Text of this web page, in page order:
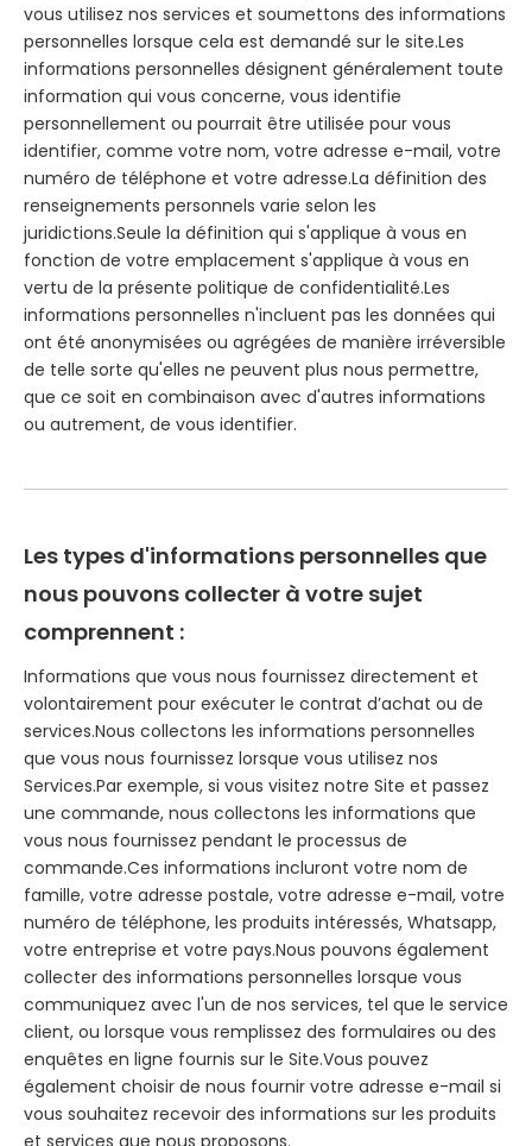
vous utilisez nos services et soumettons des informations
personnelles lorsque cela est demandé sur le site.Les
informations personnelles désignent généralement toute
information qui vous concerne, vous identifie
personnellement ou pourrait être utilisée pour vous
identifier, comme votre nom, votre adresse e-mail, votre
numéro de téléphone et votre adresse.La définition des
renseignements personnels varie selon les
juridictions.Seule la définition qui s'applique à vous en
fonction de votre emplacement s'applique à vous en
vertu de la présente politique de confidentialité.Les
informations personnelles n'incluent pas les données qui
ont été anonymisées ou agrégées de manière irréversible
de telle sorte qu'elles ne peuvent plus nous permettre,
que ce soit en combinaison avec d'autres informations
ou autrement, de vous identifier.
Les types d'informations personnelles que
nous pouvons collecter à votre sujet
comprennent :
Informations que vous nous fournissez directement et
volontairement pour exécuter le contrat d’achat ou de
services.Nous collectons les informations personnelles
que vous nous fournissez lorsque vous utilisez nos
Services.Par exemple, si vous visitez notre Site et passez
une commande, nous collectons les informations que
vous nous fournissez pendant le processus de
commande.Ces informations incluront votre nom de
famille, votre adresse postale, votre adresse e-mail, votre
numéro de téléphone, les produits intéressés, Whatsapp,
votre entreprise et votre pays.Nous pouvons également
collecter des informations personnelles lorsque vous
communiquez avec l'un de nos services, tel que le service
client, ou lorsque vous remplissez des formulaires ou des
enquêtes en ligne fournis sur le Site.Vous pouvez
également choisir de nous fournir votre adresse e-mail si
vous souhaitez recevoir des informations sur les produits
et services que nous proposons.